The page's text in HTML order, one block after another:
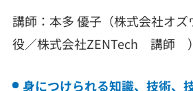
講師：本多 優子（株式会社オ
役／株式会社ZENTech 講師 ）
身につけられる知識、技術、